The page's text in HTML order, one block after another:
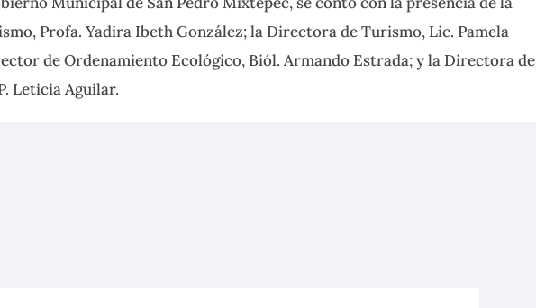
Profa. Yadira Ibeth González; la Directora de Turismo, Lic. Pamela
de Ordenamiento Ecológico, Biól. Armando Estrada; y la Directora de
Leticia Aguilar.